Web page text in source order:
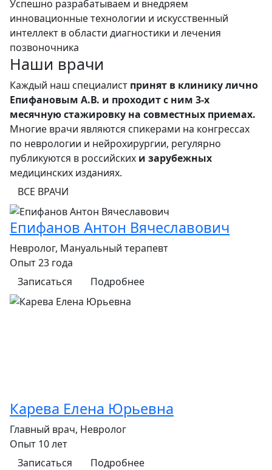
Успешно разрабатываем и внедряем
инновационные технологии и искусственный
интеллект в области диагностики и лечения
позвоночника
Наши врачи
Каждый наш специалист принят в клинику лично
Епифановым А.В. и проходит с ним 3-х
месячную стажировку на совместных приемах.
Многие врачи являются спикерами на конгрессах
по неврологии и нейрохирургии, регулярно
публикуются в российских и зарубежных
медицинских изданиях.
ВСЕ ВРАЧИ
Епифанов Антон Вячеславович
Невролог, Мануальный терапевт
Опыт 23 года
Записаться
Подробнее
Карева Елена Юрьевна
Главный врач, Невролог
Опыт 10 лет
Записаться
Подробнее